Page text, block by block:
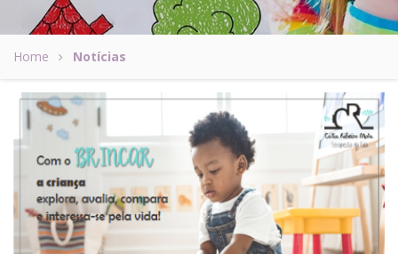
Home Notícias